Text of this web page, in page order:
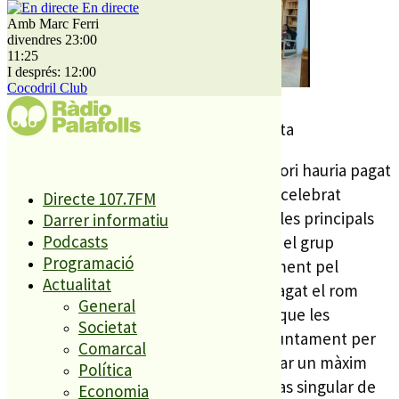
En directe
Amb Marc Ferri
divendres 23:00
11:25
I després: 12:00
Cocodril Club
Directe 107.7FM
Darrer informatiu
Podcasts
Programació
Actualitat
General
Societat
Comarcal
Política
Economia
Imatge de la Festa Infantil de les
Festes de St Sebastià. Foto: Diverta
En total, segons la regidora, el consistori hauria pagat
uns 2 mil € per aquesta festa que s’ha celebrat
durant el cap de setmana. Afirma que les principals
activitats, com el ball, les havaneres o el grup
infantil, han estat finançades directament pel
consistori i que l’entitat veïnal ha sufragat el rom
cremat i la xocolatada. De fet recorda que les
subvencions que es donen des de l’Ajuntament per
activitats com aquesta, són per finançar un màxim
del 50% del seu cost, però que en el cas singular de